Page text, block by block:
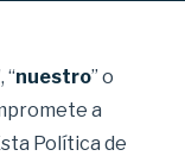
“nuestro” o
a
Política de